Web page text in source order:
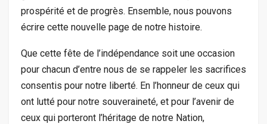
prospérité et de progrès. Ensemble, nous pouvons
écrire cette nouvelle page de notre histoire.
Que cette fête de l’indépendance soit une occasion
pour chacun d’entre nous de se rappeler les sacrifices
consentis pour notre liberté. En l’honneur de ceux qui
ont lutté pour notre souveraineté, et pour l’avenir de
ceux qui porteront l’héritage de notre Nation,